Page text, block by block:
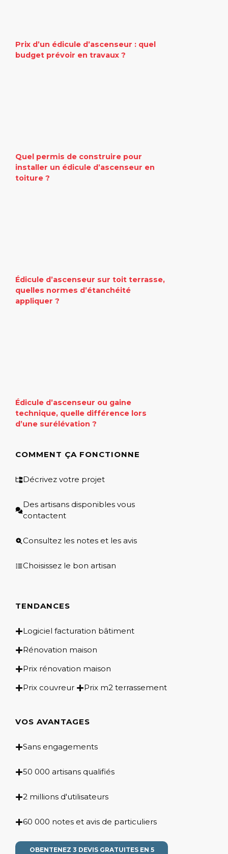
Prix d’un édicule d’ascenseur : quel
budget prévoir en travaux ?
Quel permis de construire pour
installer un édicule d’ascenseur en
toiture ?
Édicule d’ascenseur sur toit terrasse,
quelles normes d’étanchéité
appliquer ?
Édicule d’ascenseur ou gaine
technique, quelle différence lors
d’une surélévation ?
COMMENT ÇA FONCTIONNE
Décrivez votre projet
Des artisans disponibles vous
contactent
Consultez les notes et les avis
Choisissez le bon artisan
TENDANCES
Logiciel facturation bâtiment
Rénovation maison
Prix rénovation maison
Prix couvreur
Prix m2 terrassement
VOS AVANTAGES
Sans engagements
50 000 artisans qualifiés
2 millions d'utilisateurs
60 000 notes et avis de particuliers
OBENTENEZ 3 DEVIS GRATUITES EN 5